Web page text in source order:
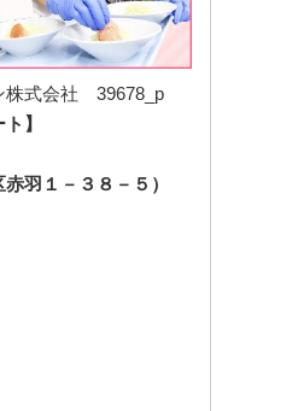
株式会社 39678_p
】
羽１－３８－５）